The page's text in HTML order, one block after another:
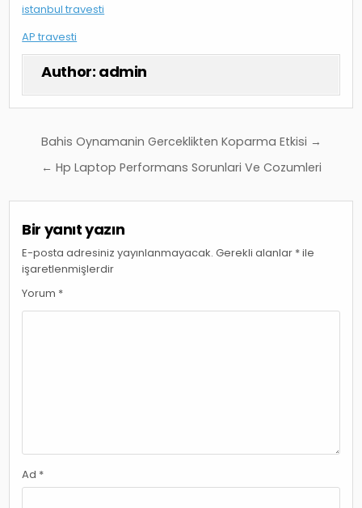
istanbul travesti
AP travesti
Author: admin
Yazı
gezinmesi
Bahis Oynamanin Gerceklikten Koparma Etkisi →
← Hp Laptop Performans Sorunlari Ve Cozumleri
Bir yanıt yazın
E-posta adresiniz yayınlanmayacak. Gerekli alanlar *ile
işaretlenmişlerdir
Yorum *
Ad *